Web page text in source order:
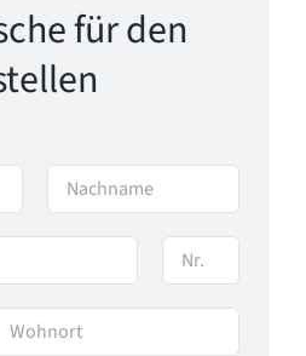
für den